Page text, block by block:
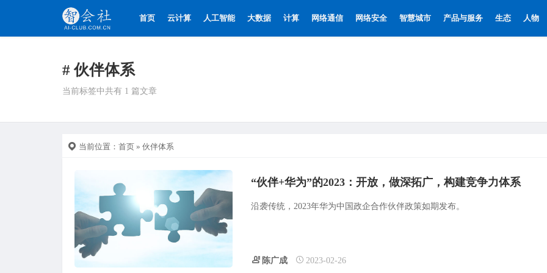
首页 云计算 人工智能 大数据 计算 网络通信 网络安全 智慧城市 产品与服务 生态 人物
# 伙伴体系
当前标签中共有 1 篇文章
当前位置： 首页 » 伙伴体系
“伙伴+华为”的2023：开放，做深拓广，构建竞争力体系
沿袭传统，2023年华为中国政企合作伙伴政策如期发布。
陈广成 2023-02-26